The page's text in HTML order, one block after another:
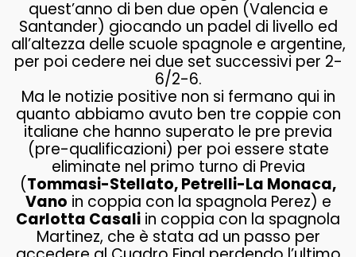
quest’anno di ben due open (Valencia e
Santander) giocando un padel di livello ed
all’altezza delle scuole spagnole e argentine,
per poi cedere nei due set successivi per 2-
6/2-6.
Ma le notizie positive non si fermano qui in
quanto abbiamo avuto ben tre coppie con
italiane che hanno superato le pre previa
(pre-qualificazioni) per poi essere state
eliminate nel primo turno di Previa
(Tommasi-Stellato, Petrelli-La Monaca,
Vano in coppia con la spagnola Perez) e
Carlotta Casali in coppia con la spagnola
Martinez, che è stata ad un passo per